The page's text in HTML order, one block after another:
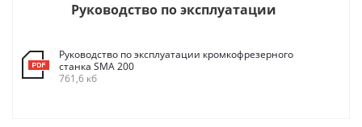
Руководство по эксплуатации
Руководство по эксплуатации кромкофрезерного
станка SMA 200
761,6 кб